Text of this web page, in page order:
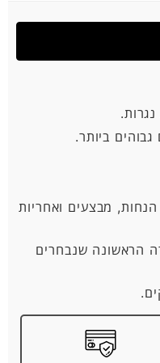
ביותר.
מבצעים ואחריות
הראשונה שנבחרים